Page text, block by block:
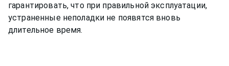
гарантировать, что при правильной эксплуатации,
устраненные неполадки не появятся вновь
длительное время.